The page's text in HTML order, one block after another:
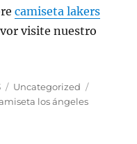
camiseta lakers
visite nuestro
Categorías
Uncategorized
los ángeles